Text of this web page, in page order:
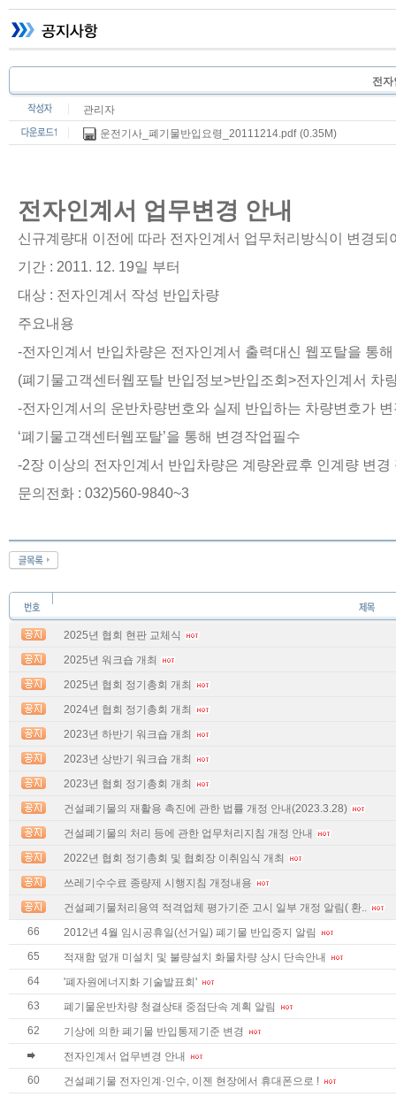
전
관리자
운전기사_폐기물반입요령_20111214.pdf (0.35M)
전자인계서 업무변경 안내
신규계량대 이전에 따라 전자인계서 업무처리방식이 변경되
기간 : 2011. 12. 19일 부터
대상 : 전자인계서 작성 반입차량
주요내용
-전자인계서 반입차량은 전자인계서 출력대신 웹포탈을 통
(폐기물고객센터웹포탈 반입정보>반입조회>전자인계서 차
-전자인계서의 운반차량번호와 실제 반입하는 차량변호가
‘폐기물고객센터웹포탈’을 통해 변경작업필수
-2장 이상의 전자인계서 반입차량은 계량완료후 인계량 변경
문의전화 : 032)560-9840~3
2025년 협회 현판 교체식
2025년 워크숍 개최
2025년 협회 정기총회 개최
2024년 협회 정기총회 개최
2023년 하반기 워크숍 개최
2023년 상반기 워크숍 개최
2023년 협회 정기총회 개최
건설폐기물의 재활용 촉진에 관한 법률 개정 안내(2023.3.28)
건설폐기물의 처리 등에 관한 업무처리지침 개정 안내
2022년 협회 정기총회 및 협회장 이취임식 개최
쓰레기수수료 종량제 시행지침 개정내용
건설폐기물처리용역 적격업체 평가기준 고시 일부 개정 알림( 환..
66
2012년 4월 임시공휴일(선거일) 폐기물 반입중지 알림
65
적재함 덮개 미설치 및 불량설치 화물차량 상시 단속안내
64
'폐자원에너지화 기술발표회'
63
폐기물운반차량 청결상태 중점단속 계획 알림
62
기상에 의한 폐기물 반입통제기준 변경
전자인계서 업무변경 안내
60
건설폐기물 전자인계·인수, 이젠 현장에서 휴대폰으로 !